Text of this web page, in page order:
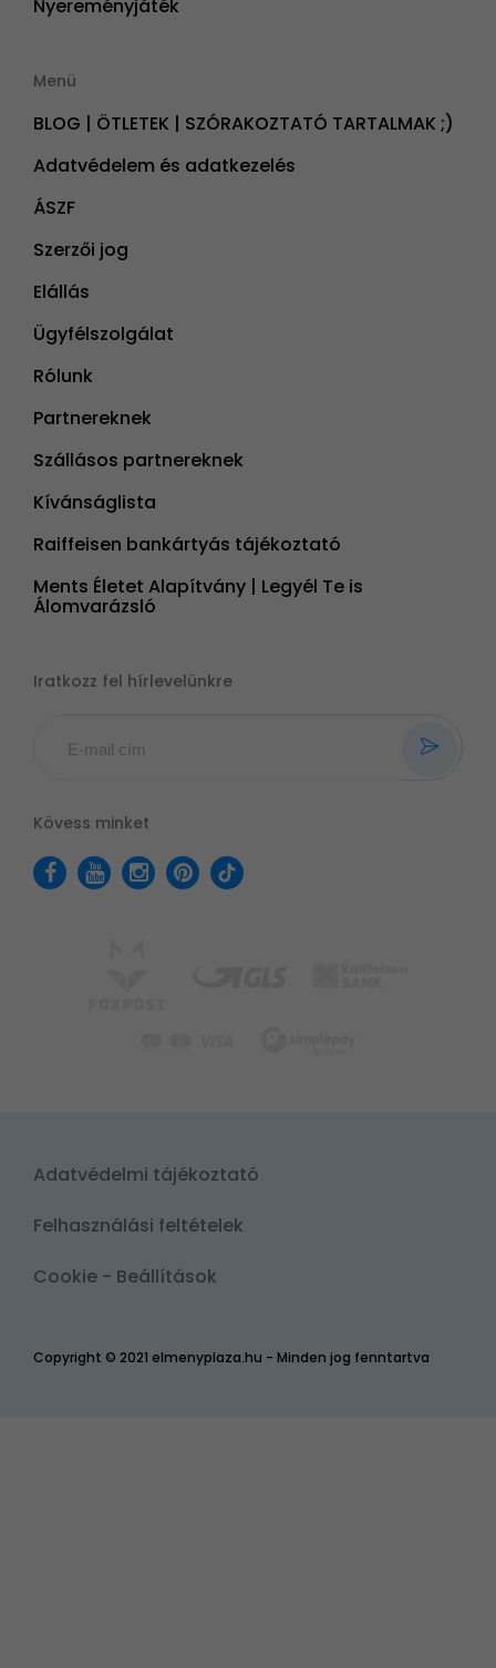
Nyereményjáték
Menü
BLOG | ÖTLETEK | SZÓRAKOZTATÓ TARTALMAK ;)
Adatvédelem és adatkezelés
ÁSZF
Szerzői jog
Elállás
Ügyfélszolgálat
Rólunk
Partnereknek
Szállásos partnereknek
Kívánságlista
Raiffeisen bankártyás tájékoztató
Ments Életet Alapítvány | Legyél Te is
Álomvarázsló
Iratkozz fel hírlevelünkre
Kövess minket
Copyright © 2021 elmenyplaza.hu - Minden jog fenntartva
Adatvédelmi tájékoztató
Felhasználási feltételek
Cookie - Beállítások